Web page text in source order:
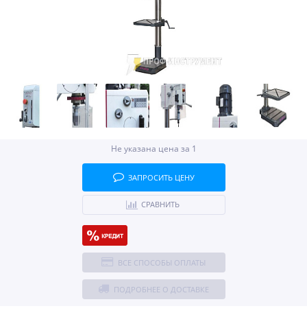
Не указана цена за 1
ЗАПРОСИТЬ ЦЕНУ
СРАВНИТЬ
ВСЕ СПОСОБЫ ОПЛАТЫ
ПОДРОБНЕЕ О ДОСТАВКЕ